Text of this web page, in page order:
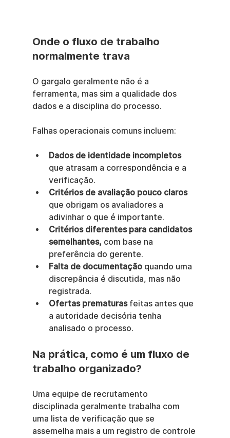
Onde o fluxo de trabalho
normalmente trava
O gargalo geralmente não é a
ferramenta, mas sim a qualidade dos
dados e a disciplina do processo.
Falhas operacionais comuns incluem:
Dados de identidade incompletos
que atrasam a correspondência e a
verificação.
Critérios de avaliação pouco claros
que obrigam os avaliadores a
adivinhar o que é importante.
Critérios diferentes para candidatos
semelhantes, com base na
preferência do gerente.
Falta de documentação quando uma
discrepância é discutida, mas não
registrada.
Ofertas prematuras feitas antes que
a autoridade decisória tenha
analisado o processo.
Na prática, como é um fluxo de
trabalho organizado?
Uma equipe de recrutamento
disciplinada geralmente trabalha com
uma lista de verificação que se
assemelha mais a um registro de controle